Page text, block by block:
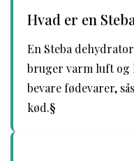
Hvad er en
En Steba
bruger varm luft
bevare fødevarer,
kød.§